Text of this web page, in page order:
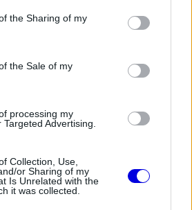
or usage behaviour. You may click to
Google and its third-party tags to
specified purposes in below Google
the Sharing of my
the Sale of my
processing my
Advertising.
Collection, Use,
or Sharing of my
Is Unrelated with the
it was collected.
ilyen egyeztetésekben, én
erről. Ennek pedig az az
egyelőre nem állunk készen
– nyilatkozta Binotto.